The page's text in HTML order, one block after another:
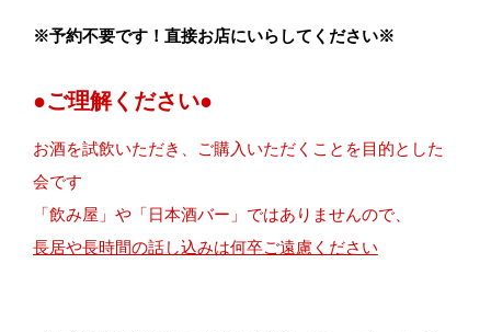
※予約不要です！直接お店にいらしてください※
●ご理解ください●
お酒を試飲いただき、ご購入いただくことを目的とした
会です
「飲み屋」や「日本酒バー」ではありませんので、
長居や長時間の話し込みは何卒ご遠慮ください